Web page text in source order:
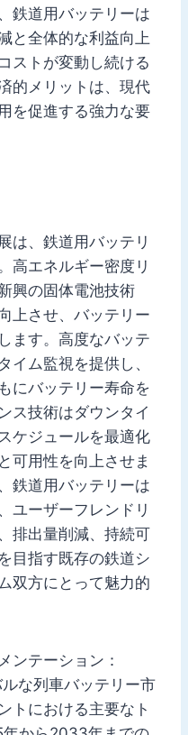
鉄道用バッテリーは
と全体的な利益向上
ストが変動し続ける
的メリットは、現代
を促進する強力な要
は、鉄道用バッテリ
高エネルギー密度リ
興の固体電池技術
上させ、バッテリー
ます。高度なバッテ
イム監視を提供し、
にバッテリー寿命を
ス技術はダウンタイ
ケジュールを最適化
可用性を向上させま
鉄道用バッテリーは
ユーザーフレンドリ
排出量削減、持続可
目指す既存の鉄道シ
双方にとって魅力的
ンテーション：
な列車バッテリー市
トにおける主要なト